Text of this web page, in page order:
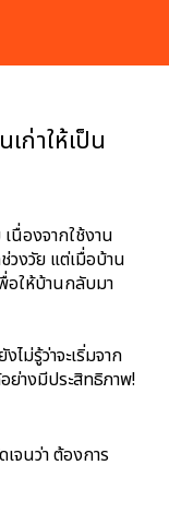
ก่าให้เป็น
นื่องจากใช้งาน
วงวัย แต่เมื่อบ้าน
พื่อให้บ้านกลับมา
ม่รู้ว่าจะเริ่มจาก
ย่างมีประสิทธิภาพ!
จนว่า ต้องการ